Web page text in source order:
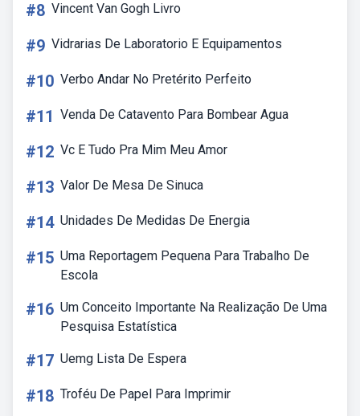
#8 Vincent Van Gogh Livro
#9 Vidrarias De Laboratorio E Equipamentos
#10 Verbo Andar No Pretérito Perfeito
#11 Venda De Catavento Para Bombear Agua
#12 Vc E Tudo Pra Mim Meu Amor
#13 Valor De Mesa De Sinuca
#14 Unidades De Medidas De Energia
#15 Uma Reportagem Pequena Para Trabalho De
Escola
#16 Um Conceito Importante Na Realização De Uma
Pesquisa Estatística
#17 Uemg Lista De Espera
#18 Troféu De Papel Para Imprimir